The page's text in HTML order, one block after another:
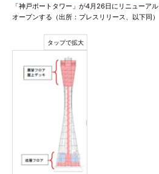
「神戸ポートタワー」が4月26日にリニューアル
オープンする（出所：プレスリリース、以下同）